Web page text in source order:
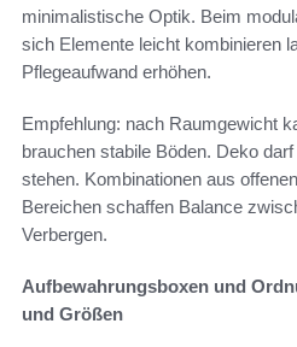
minimalistische Optik. Beim
sich Elemente leicht kombinieren
Pflegeaufwand erhöhen.
Empfehlung: nach Raumgewicht
brauchen stabile Böden. Deko
stehen. Kombinationen aus
Bereichen schaffen Balance
Verbergen.
Aufbewahrungsboxen und
und Größen